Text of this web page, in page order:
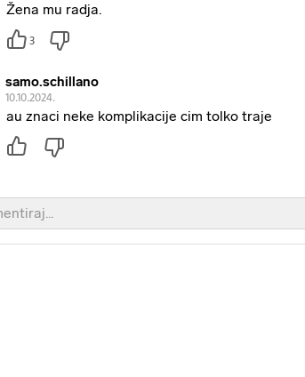
Žena mu radja.
3
samo.schillano
10.10.2024.
au znaci neke komplikacije cim tolko traje